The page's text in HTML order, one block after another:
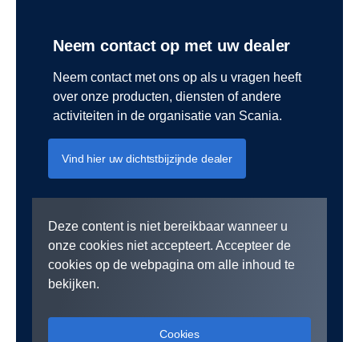
Neem contact op met uw dealer
Neem contact met ons op als u vragen heeft
over onze producten, diensten of andere
activiteiten in de organisatie van Scania.
Vind hier uw dichtstbijzijnde dealer
Deze content is niet bereikbaar wanneer u
onze cookies niet accepteert. Accepteer de
cookies op de webpagina om alle inhoud te
bekijken.
Cookies